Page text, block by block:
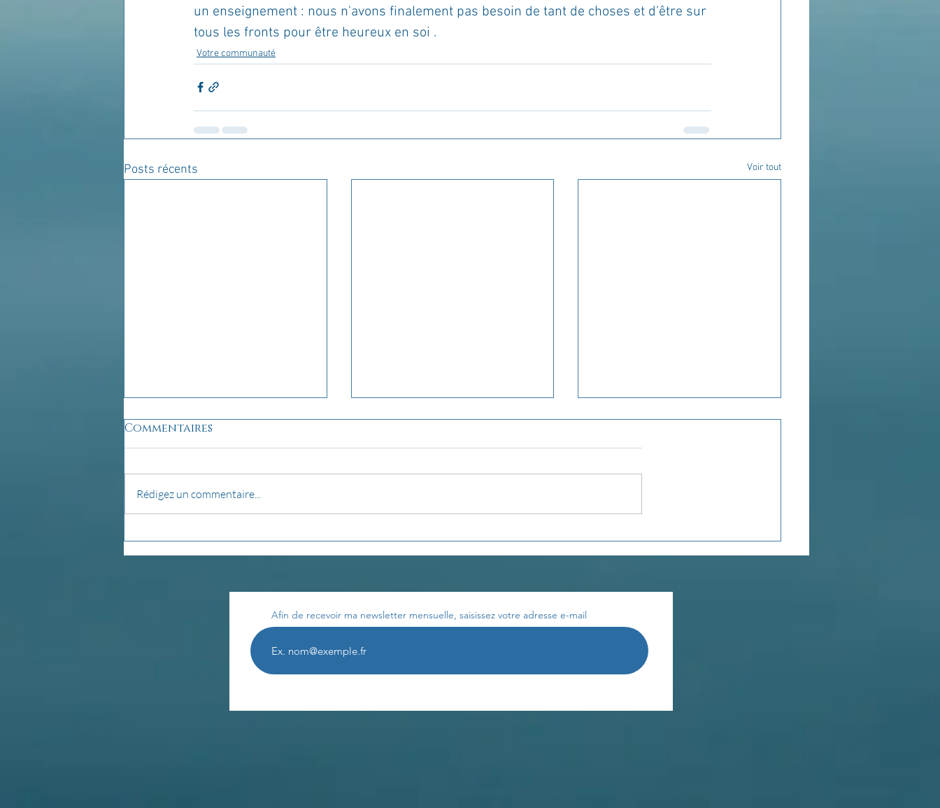
un enseignement : nous n'avons finalement pas besoin de tant de choses et d'être sur
tous les fronts pour être heureux en soi .
Votre communauté
Posts récents Voir tout
La pensée du jour... La pensée du jour... La pensée du jour...
Commentaires
Rédigez un commentaire...
Afin de recevoir ma newsletter mensuelle, saisissez votre adresse e-mail